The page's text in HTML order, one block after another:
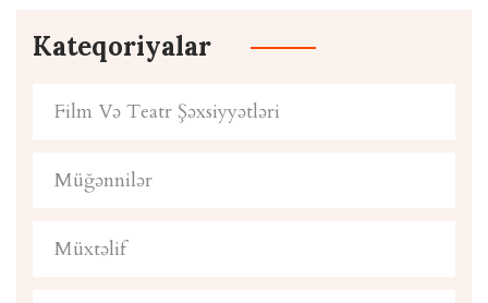
Kateqoriyalar
Film Və Teatr Şəxsiyyətləri
Müğənnilər
Müxtəlif